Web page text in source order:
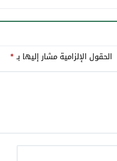
الحقول الإلزامية مشار إليها بـ*